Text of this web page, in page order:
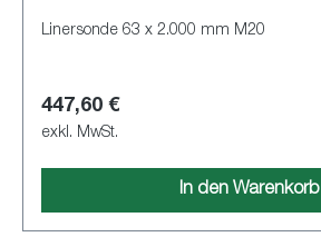
Linersonde 63 x 2.000 mm M20
447,60 €
exkl. MwSt.
In den Warenkorb